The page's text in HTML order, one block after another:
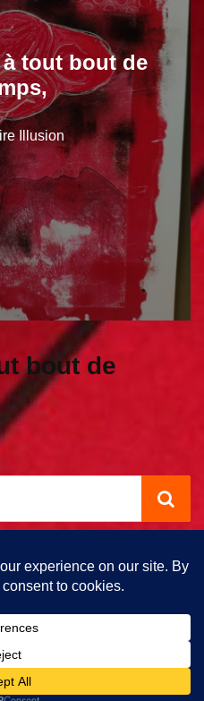
tout bout de
Illusion
bout de
| Propulsé par Tout Bout